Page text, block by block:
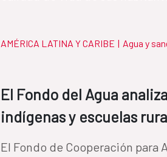
AMÉRICA LATINA Y CARIBE | Agua y
El Fondo del Agua
indígenas y escuelas
El Fondo de Cooperación para